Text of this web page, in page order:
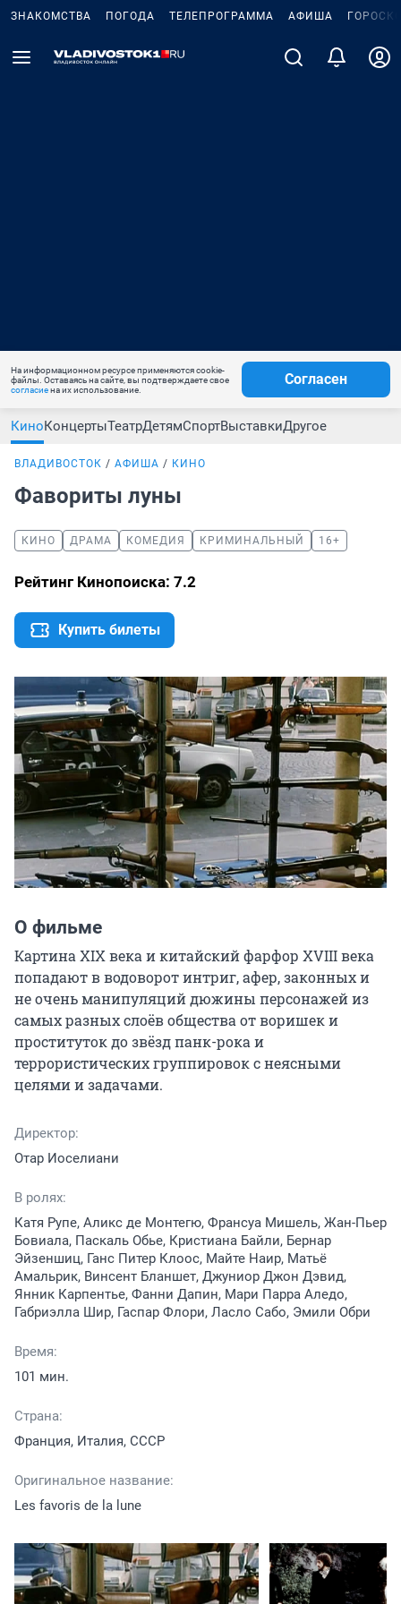
ЗНАКОМСТВА ПОГОДА ТЕЛЕПРОГРАММА АФИША
На информационном ресурсе применяются cookie-
файлы. Оставаясь на сайте, вы подтверждаете свое
согласиена их использование.
Согласен
КиноКонцертыТеатрДетямСпортВыставкиДругое
ВЛАДИВОСТОК АФИША КИНО
Фавориты луны
КИНО ДРАМА КОМЕДИЯ КРИМИНАЛЬНЫЙ 16+
Рейтинг Кинопоиска: 7.2
Купить билеты
О фильме
Картина XIX века и китайский фарфор XVIII века
попадают в водоворот интриг, афер, законных и
не очень манипуляций дюжины персонажей из
самых разных слоёв общества от воришек и
проституток до звёзд панк-рока и
террористических группировок с неясными
целями и задачами.
Директор:
Отар Иоселиани
В ролях:
Катя Рупе, Аликс де Монтегю, Франсуа Мишель, Жан-Пьер
Бовиала, Паскаль Обье, Кристиана Байли, Бернар
Эйзеншиц, Ганс Питер Клоос, Майте Наир, Матьё
Амальрик, Винсент Бланшет, Джуниор Джон Дэвид,
Янник Карпентье, Фанни Дапин, Мари Парра Аледо,
Габриэлла Шир, Гаспар Флори, Ласло Сабо, Эмили Обри
Время:
101 мин.
Страна:
Франция, Италия, СССР
Оригинальное название:
Les favoris de la lune